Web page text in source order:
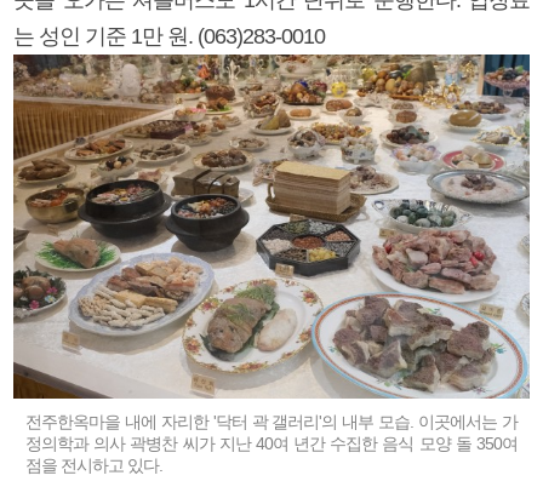
는 성인 기준 1만 원. (063)283-0010
전주한옥마을 내에 자리한 '닥터 곽 갤러리'의 내부 모습. 이곳에서는 가
정의학과 의사 곽병찬 씨가 지난 40여 년간 수집한 음식 모양 돌 350여
점을 전시하고 있다.